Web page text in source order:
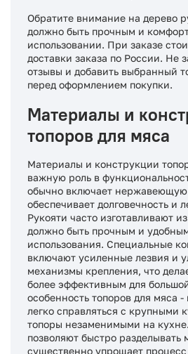
Обратите внимание на дерево
должно быть прочным и
использовании. При заказе
доставки заказа по России. Не
отзывы и добавить выбранный
перед оформлением покупки.
Материалы и
топоров для мяса
Материалы и конструкции
важную роль в
обычно включает нержавеющую
обеспечивает долговечность и
Рукояти часто изготавливают
должно быть прочным и
использования. Специальные
включают усиленные лезвия и
механизмы крепления, что
более эффективным для
особенность топоров для мяса -
легко справляться с крупными
топоры незаменимыми на
позволяют быстро разделывать
существенно упрощает процесс